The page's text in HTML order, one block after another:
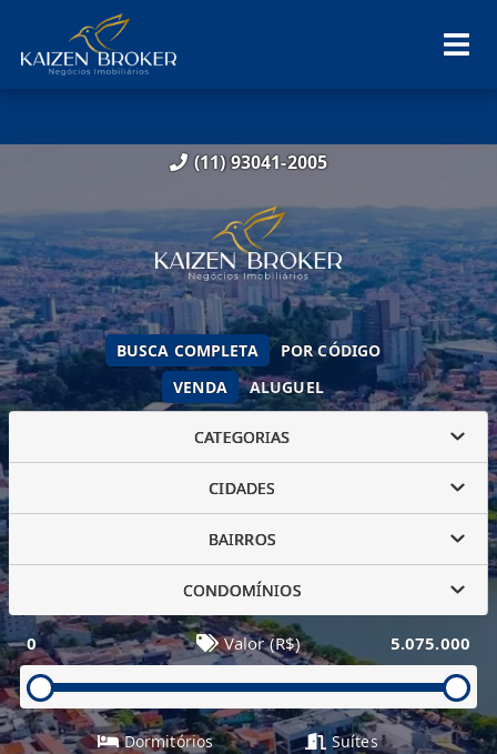
(11) 93041-2005
VENDA ALUGUEL
BUSCA COMPLETA POR CÓDIGO
CATEGORIAS
CIDADES
BAIRROS
CONDOMÍNIOS
0 Valor (R$) 5.075.000
Dormitórios Suítes